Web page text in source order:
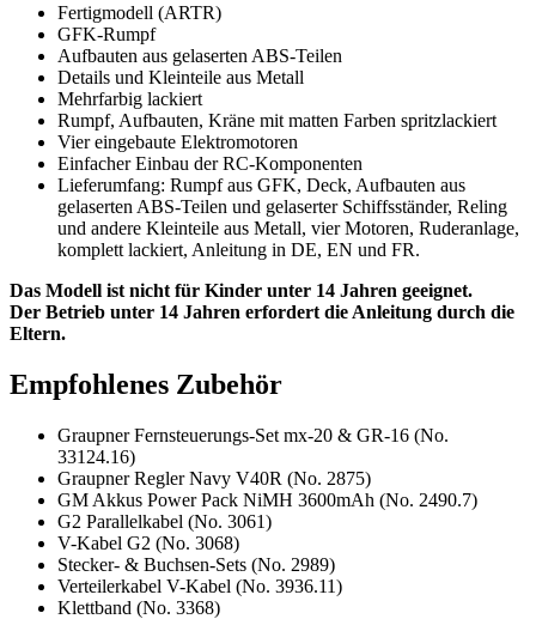
Fertigmodell (ARTR)
GFK-Rumpf
Aufbauten aus gelaserten ABS-Teilen
Details und Kleinteile aus Metall
Mehrfarbig lackiert
Rumpf, Aufbauten, Kräne mit matten Farben spritzlackiert
Vier eingebaute Elektromotoren
Einfacher Einbau der RC-Komponenten
Lieferumfang: Rumpf aus GFK, Deck, Aufbauten aus
gelaserten ABS-Teilen und gelaserter Schiffsständer, Reling
und andere Kleinteile aus Metall, vier Motoren, Ruderanlage,
komplett lackiert, Anleitung in DE, EN und FR.
Das Modell ist nicht für Kinder unter 14 Jahren geeignet.
Der Betrieb unter 14 Jahren erfordert die Anleitung durch die
Eltern.
Empfohlenes Zubehör
Graupner Fernsteuerungs-Set mx-20 & GR-16 (No.
33124.16)
Graupner Regler Navy V40R (No. 2875)
GM Akkus Power Pack NiMH 3600mAh (No. 2490.7)
G2 Parallelkabel (No. 3061)
V-Kabel G2 (No. 3068)
Stecker- & Buchsen-Sets (No. 2989)
Verteilerkabel V-Kabel (No. 3936.11)
Klettband (No. 3368)